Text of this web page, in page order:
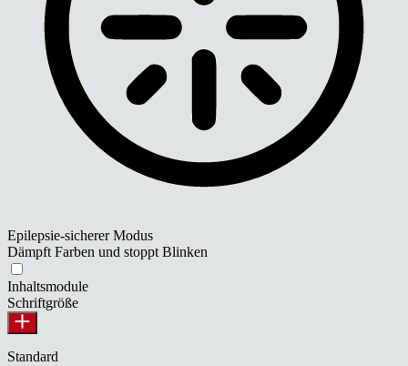
Epilepsie-sicherer Modus
Dämpft Farben und stoppt Blinken
Inhaltsmodule
Schriftgröße
Standard